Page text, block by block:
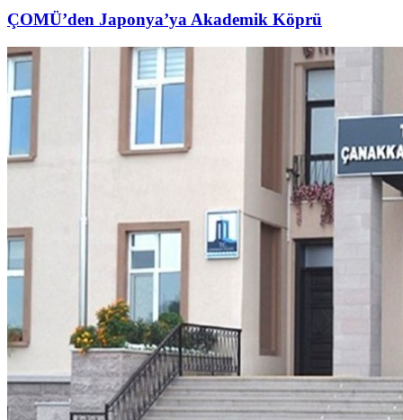
ÇOMÜ’den Japonya’ya Akademik Köprü